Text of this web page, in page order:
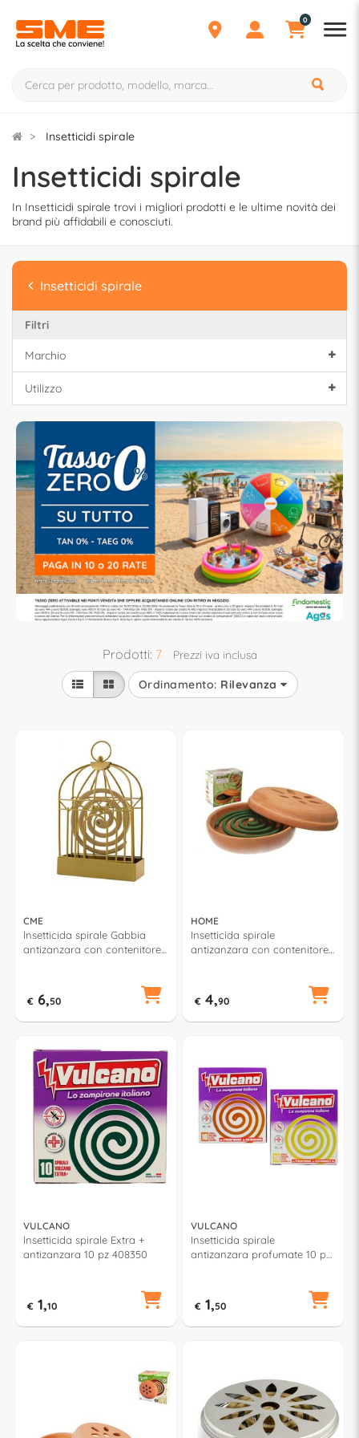
0
Insetticidi spirale
Insetticidi spirale
In Insetticidi spirale trovi i migliori prodotti e le ultime novità dei
brand più affidabili e conosciuti.
Insetticidi spirale
Filtri
Marchio
Utilizzo
Prodotti: 7 Prezzi iva inclusa
Ordinamento: Rilevanza
CME
Insetticida spirale Gabbia
antizanzara con contenitore
€ 6,50
HOME
Insetticida spirale
antizanzara con contenitore
€ 4,90
VULCANO
Insetticida spirale Extra +
antizanzara 10 pz 408350
€ 1,10
VULCANO
Insetticida spirale
antizanzara profumate 10 pz
€ 1,50